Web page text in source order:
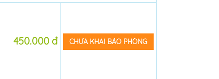
450.000 đ CHƯA KHAI BÁO PHÒNG